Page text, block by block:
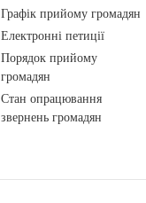
Графік прийому громадян
Електронні петиції
Порядок прийому
громадян
Стан опрацювання
звернень громадян